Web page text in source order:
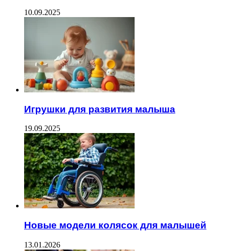
10.09.2025
Игрушки для развития малыша
19.09.2025
Новые модели колясок для малышей
13.01.2026